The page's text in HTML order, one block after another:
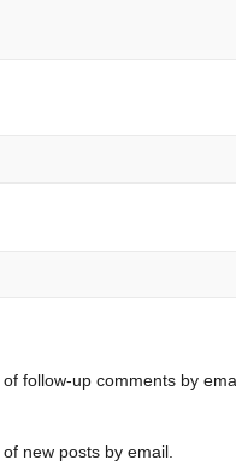
follow-up comments by
new posts by email.